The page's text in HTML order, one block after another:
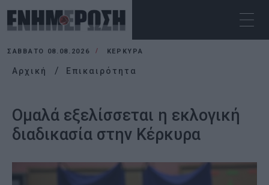
ΣΆΒΒΑΤΟ 08.08.2026 ΚΕΡΚΥΡΑ
Αρχική Επικαιρότητα
Ομαλά εξελίσσεται η εκλογική
διαδικασία στην Κέρκυρα